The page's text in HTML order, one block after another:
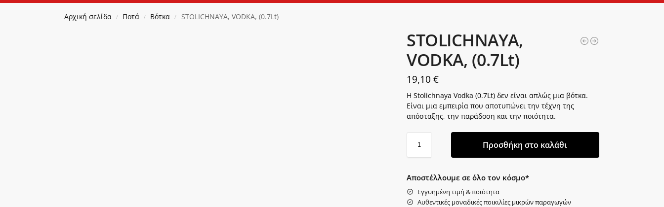
Αρχική σελίδα / Ποτά / Βότκα / STOLICHNAYA, VODKA, (0.7Lt)
STOLICHNAYA,
VODKA, (0.7Lt)
19,10€
Η Stolichnaya Vodka (0.7Lt) δεν είναι απλώς μια βότκα.
Είναι μια εμπειρία που αποτυπώνει την τέχνη της
απόσταξης, την παράδοση και την ποιότητα.
Προσθήκη στο καλάθι
Αποστέλλουμε σε όλο τον κόσμο*
Εγγυημένη τιμή & ποιότητα
Αυθεντικές μοναδικές ποικιλίες μικρών παραγωγών